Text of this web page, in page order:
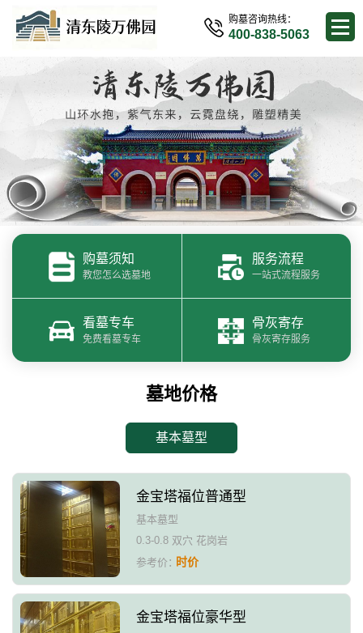
购墓咨询热线：
400-838-5063
购墓须知
教您怎么选墓地
服务流程
一站式流程服务
看墓专车
免费看墓专车
骨灰寄存
骨灰寄存服务
墓地价格
基本墓型
金宝塔福位普通型
基本墓型
0.3-0.8 双穴 花岗岩
参考价：时价
金宝塔福位豪华型